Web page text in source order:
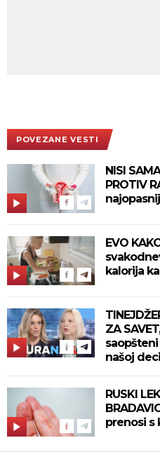
POVEZANE VESTI
NISI
PROTIV
EVO
kalorija
ZA
našoj
RUSKI
prenosi s